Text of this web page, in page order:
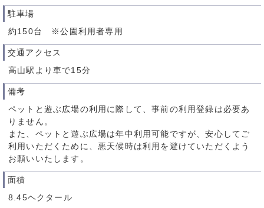
駐車場
約150台 ※公園利用者専用
交通アクセス
高山駅より車で15分
備考
ペットと遊ぶ広場の利用に際して、事前の利用登録は必要あ
りません。
また、ペットと遊ぶ広場は年中利用可能ですが、安心してご
利用いただくために、悪天候時は利用を避けていただくよう
お願いいたします。
面積
8.45ヘクタール